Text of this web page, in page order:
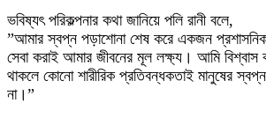
​ভবিষ্যৎ পরিকল্পনার কথা জানিয়ে পলি রানী বলে,
​”আমার স্বপ্ন পড়াশোনা শেষ করে একজন প্রশাসনিক
সেবা করাই আমার জীবনের মূল লক্ষ্য। আমি বিশ্বাস
থাকলে কোনো শারীরিক প্রতিবন্ধকতাই মানুষের
না।”